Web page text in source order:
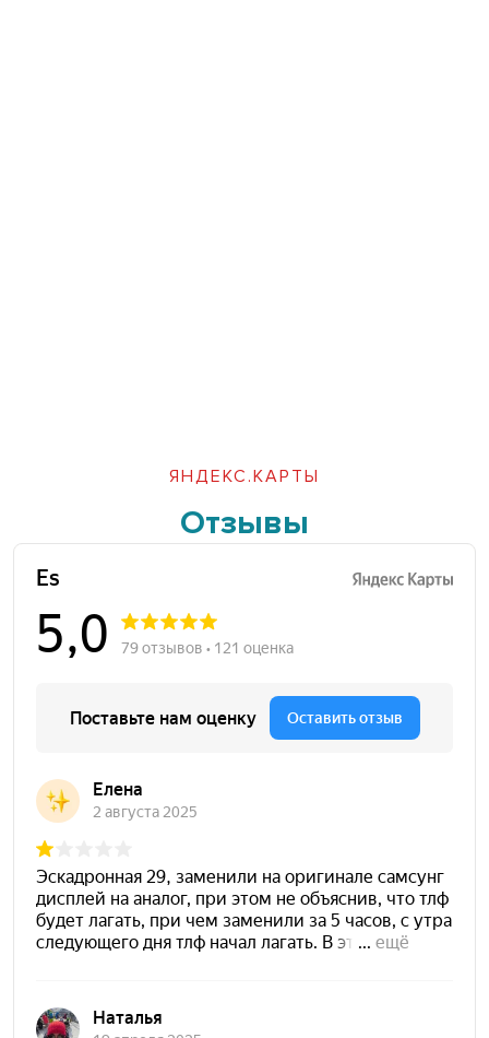
ЯНДЕКС.КАРТЫ
Отзывы